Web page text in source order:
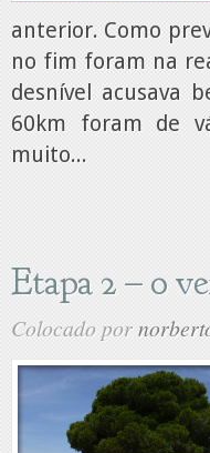
anterior. Como
no fim foram na
desnível acusava
60km foram de
muito...
Etapa 2 – o
Colocado por